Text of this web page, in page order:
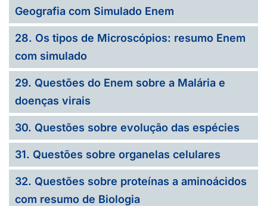
Geografia com Simulado Enem
28. Os tipos de Microscópios: resumo Enem
com simulado
29. Questões do Enem sobre a Malária e
doenças virais
30. Questões sobre evolução das espécies
31. Questões sobre organelas celulares
32. Questões sobre proteínas a aminoácidos
com resumo de Biologia